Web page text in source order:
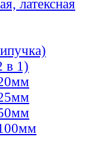
латексная
в 1)